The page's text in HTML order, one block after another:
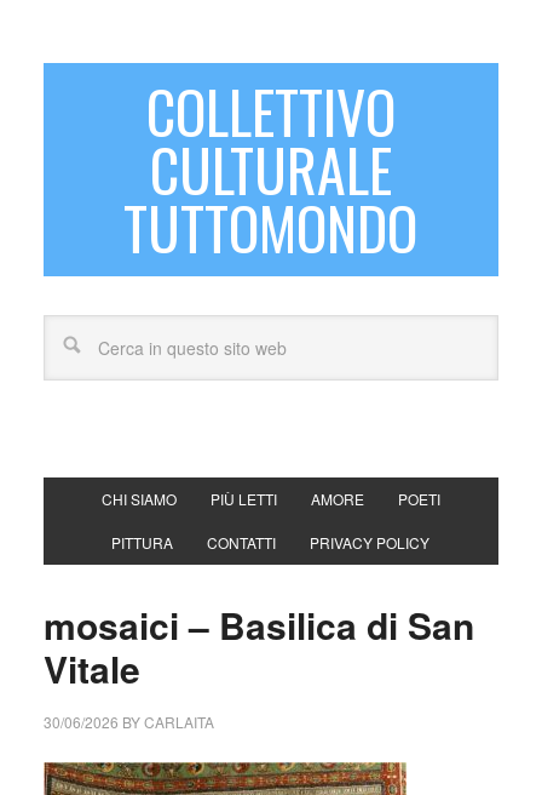
COLLETTIVO
CULTURALE
TUTTOMONDO
CHI SIAMO PIÙ LETTI AMORE POETI
PITTURA CONTATTI PRIVACY POLICY
mosaici – Basilica di San
Vitale
30/06/2026 BYCARLAITA